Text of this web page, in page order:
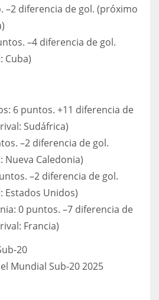
–2 diferencia de gol. (próximo
–4 diferencia de gol.
Cuba)
6 puntos. +11 diferencia de
Sudáfrica)
–2 diferencia de gol.
Caledonia)
–2 diferencia de gol.
Estados Unidos)
0 puntos. –7 diferencia de
Francia)
Mundial Sub-20 2025